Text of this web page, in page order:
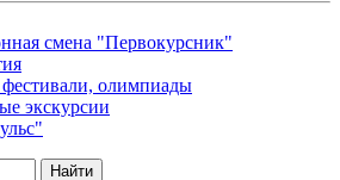
смена "Первокурсник"
олимпиады
экскурсии